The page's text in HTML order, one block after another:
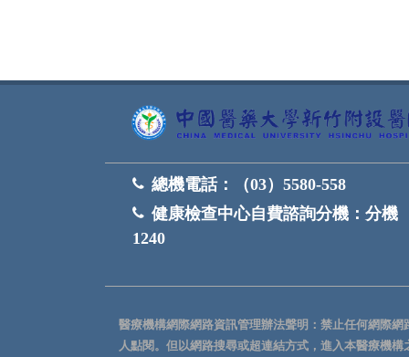
總機電話：
（03）5580-558
健康檢查中心自費諮詢分機： 分機
1240
醫療機構網際網路資訊管理辦法聲明：禁止任何網際
人點閱。但以網路搜尋或超連結方式，進入本醫療機